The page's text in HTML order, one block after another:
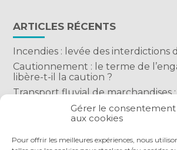
Gérer le consentement
aux cookies
Pour offrir les meilleures expériences, nous
ARTICLES RÉCENTS
Incendies : levée des interdictions
Cautionnement : le terme de
libère-t-il la caution ?
Transport fluvial de marchandises
financière bienvenue
Succession : les donations du